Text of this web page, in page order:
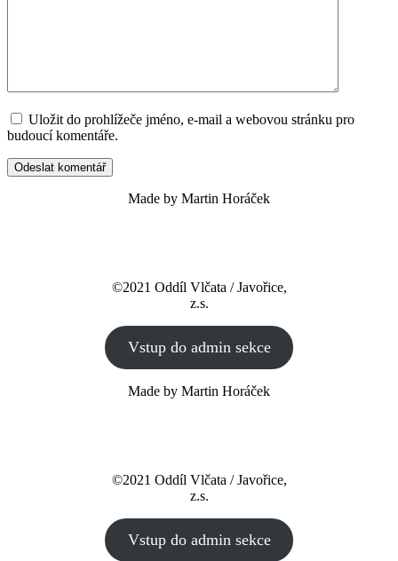
Uložit do prohlížeče jméno, e-mail a webovou stránku pro
budoucí komentáře.
Made by Martin Horáček
©2021 Oddíl Vlčata / Javořice,
z.s.
Vstup do admin sekce
Made by Martin Horáček
©2021 Oddíl Vlčata / Javořice,
z.s.
Vstup do admin sekce